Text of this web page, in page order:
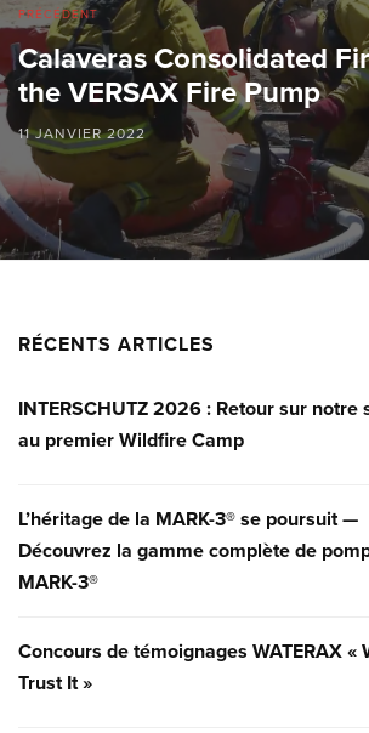
PRÉCÉDENT
Calaveras Consolidated
the VERSAX Fire Pump
11 JANVIER 2022
RÉCENTS ARTICLES
INTERSCHUTZ 2026 : Retour sur notre
au premier Wildfire Camp
L’héritage de la MARK-3® se poursuit —
Découvrez la gamme complète de
MARK-3®
Concours de témoignages WATERAX «
Trust It »